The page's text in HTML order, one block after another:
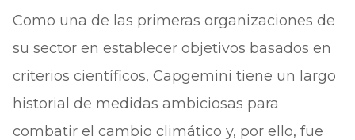
Como una de las primeras organizaciones de
su sector en establecer objetivos basados en
criterios científicos, Capgemini tiene un largo
historial de medidas ambiciosas para
combatir el cambio climático y, por ello, fue